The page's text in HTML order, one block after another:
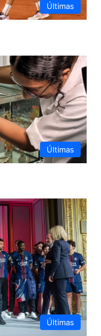
Últimas
Últimas
Últimas